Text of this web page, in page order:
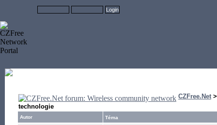
CZFree.Net
technologie
Autor Téma